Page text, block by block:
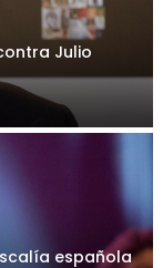
Julio
española